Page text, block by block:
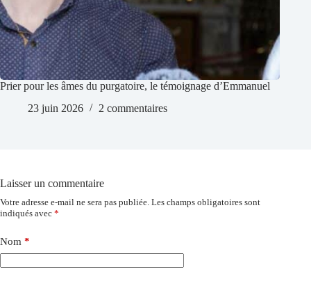
Prier pour les âmes du purgatoire, le témoignage d’Emmanuel
23 juin 2026
2 commentaires
Laisser un commentaire
Votre adresse e-mail ne sera pas publiée. Les champs obligatoires sont
indiqués avec *
Nom *